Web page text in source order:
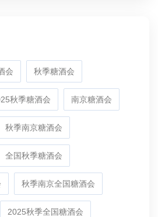
会 秋季糖酒会
秋季糖酒会 南京糖酒会
秋季南京糖酒会
全国秋季糖酒会
秋季南京全国糖酒会
2025秋季全国糖酒会